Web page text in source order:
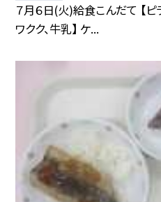
７月６日(火)給食こんだて 【ピ
ワクク、牛乳】 ケ...